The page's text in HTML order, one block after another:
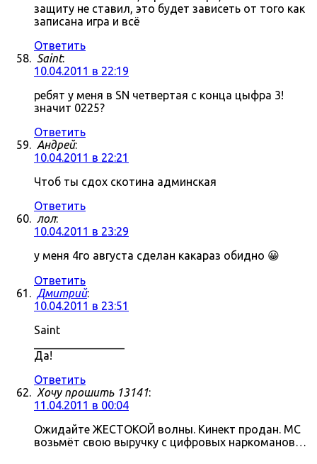
защиту не ставил, это будет зависеть от того как
записана игра и всё
Ответить
Saint:
10.04.2011 в 22:19
ребят у меня в SN четвертая с конца цыфра 3!
значит 0225?
Ответить
Андрей:
10.04.2011 в 22:21
Чтоб ты сдох скотина админская
Ответить
лол:
10.04.2011 в 23:29
у меня 4го августа сделан какараз обидно 😀
Ответить
Дмитрий:
10.04.2011 в 23:51
Saint
Да!
Ответить
Хочу прошить 13141:
11.04.2011 в 00:04
Ожидайте ЖЕСТОКОЙ волны. Кинект продан. МС
возьмёт свою выручку с цифровых наркоманов…